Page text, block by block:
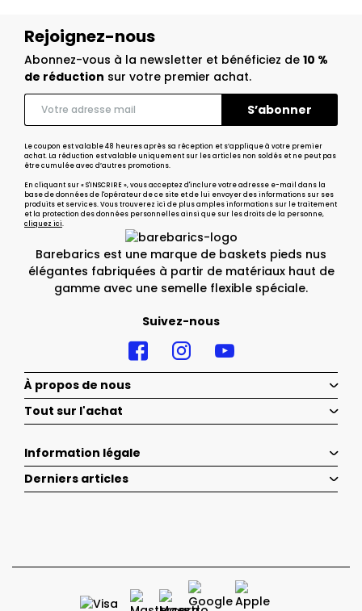
Barebarics est une marque de baskets pieds nus
élégantes fabriquées à partir de matériaux haut de
gamme avec une semelle flexible spéciale.
Suivez-nous
Rejoignez-nous
Abonnez-vous à la newsletter et bénéficiez de 10 %
de réduction sur votre premier achat.
Le coupon est valable 48 heures après sa réception et s’applique à votre premier
achat. La réduction est valable uniquement sur les articles non soldés et ne peut pas
être cumulée avec d’autres promotions.
En cliquant sur « S'INSCRIRE », vous acceptez d'inclure votre adresse e-mail dans la
base de données de l'opérateur de ce site et de lui envoyer des informations sur ses
produits et services. Vous trouverez ici de plus amples informations sur le traitement
et la protection des données personnelles ainsi que sur les droits de la personne,
cliquez ici.
À propos de nous
Tout sur l'achat
Information légale
Derniers articles